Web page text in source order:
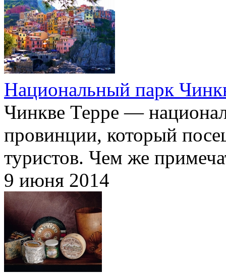
Национальный парк
Чинкве Терре —
провинции, который
туристов. Чем же
9 июня 2014